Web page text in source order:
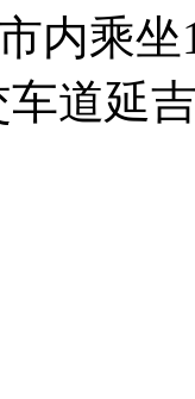
市内乘
车道延